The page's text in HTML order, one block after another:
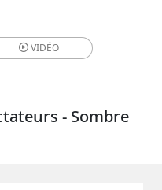
VIDÉO
- Sombre